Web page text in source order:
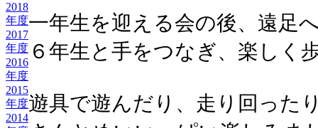
2018
年度
2017
年度
2016
年度
2015
年度
2014
一年生を迎える会の後、遠足
６年生と手をつなぎ、楽しく
遊具で遊んだり、走り回った